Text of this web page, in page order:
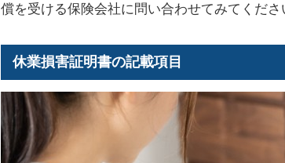
償を受ける保険会社に問い合わせてみてくださ
休業損害証明書の記載項目